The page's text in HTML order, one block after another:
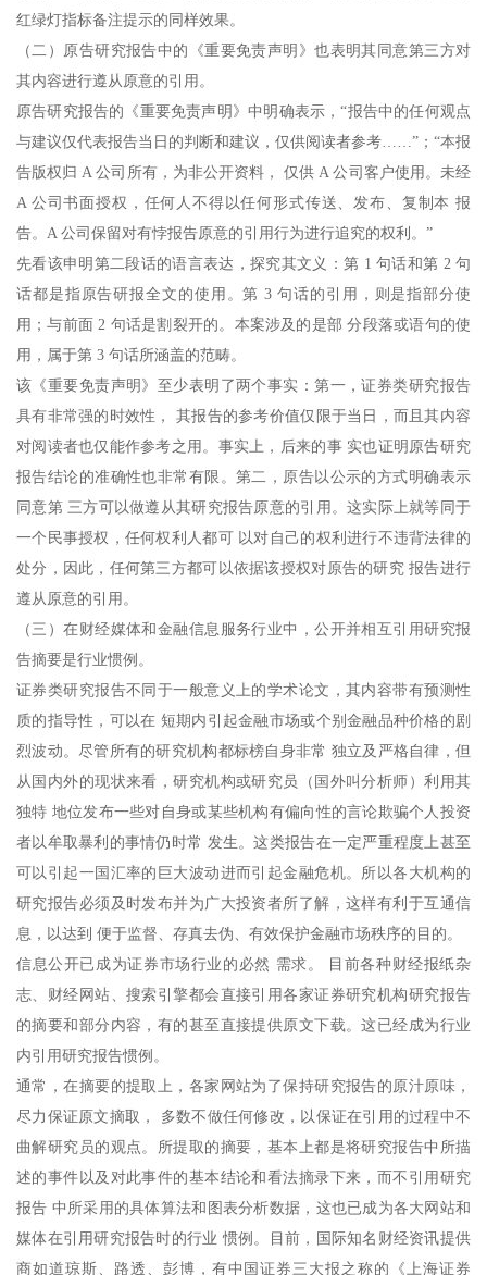
红绿灯指标备注提示的同样效果。
（二）原告研究报告中的《重要免责声明》也表明其同意第三方对
其内容进行遵从原意的引用。
原告研究报告的《重要免责声明》中明确表示，“报告中的任何观点
与建议仅代表报告当日的判断和建议，仅供阅读者参考……”；“本报
告版权归 A 公司所有，为非公开资料， 仅供 A 公司客户使用。未经
A 公司书面授权，任何人不得以任何形式传送、发布、复制本 报
告。A 公司保留对有悖报告原意的引用行为进行追究的权利。”
先看该申明第二段话的语言表达，探究其文义：第 1 句话和第 2 句
话都是指原告研报全文的使用。第 3 句话的引用，则是指部分使
用；与前面 2 句话是割裂开的。本案涉及的是部 分段落或语句的使
用，属于第 3 句话所涵盖的范畴。
该《重要免责声明》至少表明了两个事实：第一，证券类研究报告
具有非常强的时效性， 其报告的参考价值仅限于当日，而且其内容
对阅读者也仅能作参考之用。事实上，后来的事 实也证明原告研究
报告结论的准确性也非常有限。第二，原告以公示的方式明确表示
同意第 三方可以做遵从其研究报告原意的引用。这实际上就等同于
一个民事授权，任何权利人都可 以对自己的权利进行不违背法律的
处分，因此，任何第三方都可以依据该授权对原告的研究 报告进行
遵从原意的引用。
（三）在财经媒体和金融信息服务行业中，公开并相互引用研究报
告摘要是行业惯例。
证券类研究报告不同于一般意义上的学术论文，其内容带有预测性
质的指导性，可以在 短期内引起金融市场或个别金融品种价格的剧
烈波动。尽管所有的研究机构都标榜自身非常 独立及严格自律，但
从国内外的现状来看，研究机构或研究员（国外叫分析师）利用其
独特 地位发布一些对自身或某些机构有偏向性的言论欺骗个人投资
者以牟取暴利的事情仍时常 发生。这类报告在一定严重程度上甚至
可以引起一国汇率的巨大波动进而引起金融危机。所以各大机构的
研究报告必须及时发布并为广大投资者所了解，这样有利于互通信
息，以达到 便于监督、存真去伪、有效保护金融市场秩序的目的。
信息公开已成为证券市场行业的必然 需求。 目前各种财经报纸杂
志、财经网站、搜索引擎都会直接引用各家证券研究机构研究报告
的摘要和部分内容，有的甚至直接提供原文下载。这已经成为行业
内引用研究报告惯例。
通常，在摘要的提取上，各家网站为了保持研究报告的原汁原味，
尽力保证原文摘取， 多数不做任何修改，以保证在引用的过程中不
曲解研究员的观点。所提取的摘要，基本上都是将研究报告中所描
述的事件以及对此事件的基本结论和看法摘录下来，而不引用研究
报告 中所采用的具体算法和图表分析数据，这也已成为各大网站和
媒体在引用研究报告时的行业 惯例。目前，国际知名财经资讯提供
商如道琼斯、路透、彭博，有中国证券三大报之称的《上海证券